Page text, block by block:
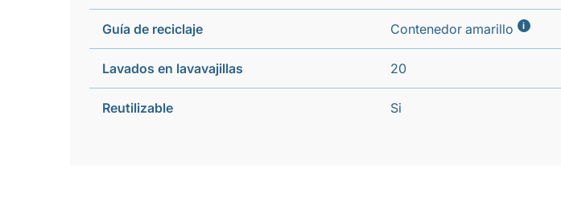
Guía de reciclaje Contenedor amarillo i
Lavados en lavavajillas 20
Reutilizable Si